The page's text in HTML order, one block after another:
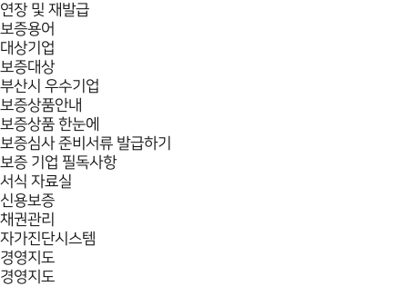
연장 및 재발급
보증용어
대상기업
보증대상
부산시 우수기업
보증상품안내
보증상품 한눈에
보증심사 준비서류 발급하기
보증 기업 필독사항
서식 자료실
신용보증
채권관리
자가진단시스템
경영지도
경영지도